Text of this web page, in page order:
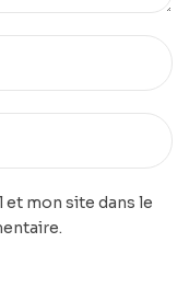
mon site dans le